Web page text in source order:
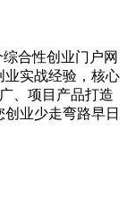
合性创业门户网
业实战经验，核心
、项目产品打造
业少走弯路早日